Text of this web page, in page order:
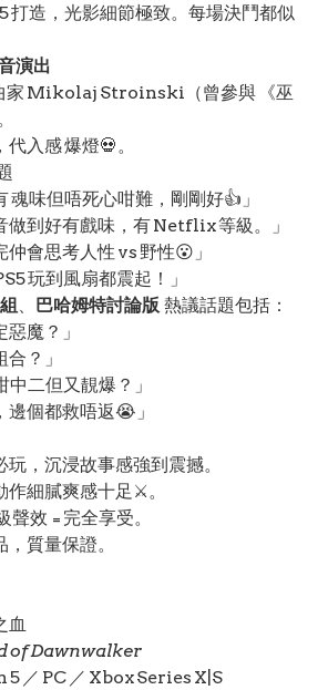
造，光影細節極致。每場決鬥都似
演出
家 Mikolaj Stroinski（曾參與 《巫
入感 爆燈💀。
魂味但唔死心咁難，剛剛好👍」
做到好有戲味，有 Netflix 等級。」
會思考人性 vs 野性😮」
玩到風扇都震起！」
巴哈姆特討論版 熱議話題包括：
惡魔？」
？」
中二但又靚爆？」
邊個都救唔返😭」
玩，沉浸故事感強到震撼。
作細膩爽感十足⚔️。
聲效 = 完全享受。
質量保證。
血
of Dawnwalker
／ PC ／ Xbox Series X|S